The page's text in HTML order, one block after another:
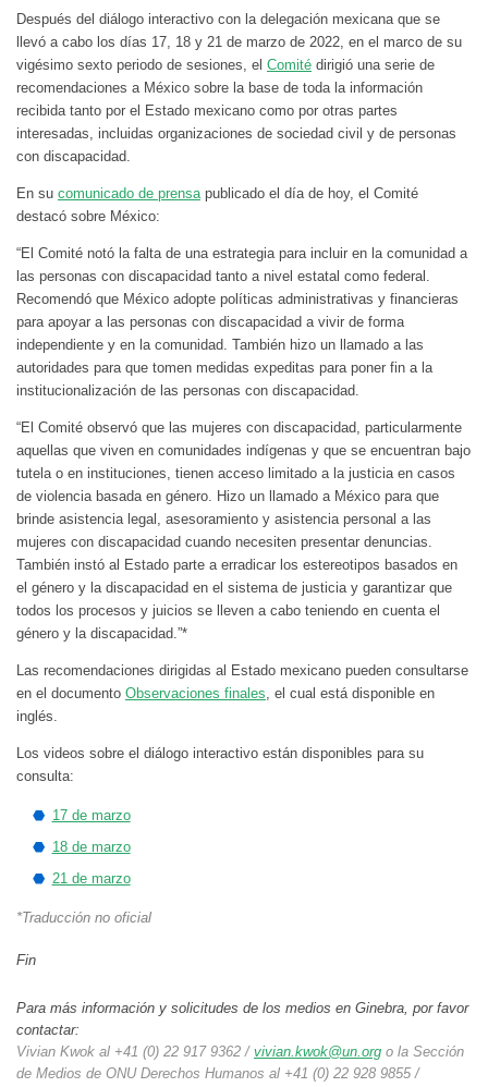
Después del diálogo interactivo con la delegación mexicana que se
llevó a cabo los días 17, 18 y 21 de marzo de 2022, en el marco de su
vigésimo sexto periodo de sesiones, el Comité dirigió una serie de
recomendaciones a México sobre la base de toda la información
recibida tanto por el Estado mexicano como por otras partes
interesadas, incluidas organizaciones de sociedad civil y de personas
con discapacidad.
En su comunicado de prensa publicado el día de hoy, el Comité
destacó sobre México:
“El Comité notó la falta de una estrategia para incluir en la comunidad a
las personas con discapacidad tanto a nivel estatal como federal.
Recomendó que México adopte políticas administrativas y financieras
para apoyar a las personas con discapacidad a vivir de forma
independiente y en la comunidad. También hizo un llamado a las
autoridades para que tomen medidas expeditas para poner fin a la
institucionalización de las personas con discapacidad.
“El Comité observó que las mujeres con discapacidad, particularmente
aquellas que viven en comunidades indígenas y que se encuentran bajo
tutela o en instituciones, tienen acceso limitado a la justicia en casos
de violencia basada en género. Hizo un llamado a México para que
brinde asistencia legal, asesoramiento y asistencia personal a las
mujeres con discapacidad cuando necesiten presentar denuncias.
También instó al Estado parte a erradicar los estereotipos basados ​​en
el género y la discapacidad en el sistema de justicia y garantizar que
todos los procesos y juicios se lleven a cabo teniendo en cuenta el
género y la discapacidad.”*
Las recomendaciones dirigidas al Estado mexicano pueden consultarse
en el documento Observaciones finales, el cual está disponible en
inglés.
Los videos sobre el diálogo interactivo están disponibles para su
consulta:
17 de marzo
18 de marzo
21 de marzo
*Traducción no oficial
Fin
Para más información y solicitudes de los medios en Ginebra, por favor
contactar:
Vivian Kwok al +41 (0) 22 917 9362 / vivian.kwok@un.org o la Sección
de Medios de ONU Derechos Humanos al +41 (0) 22 928 9855 /